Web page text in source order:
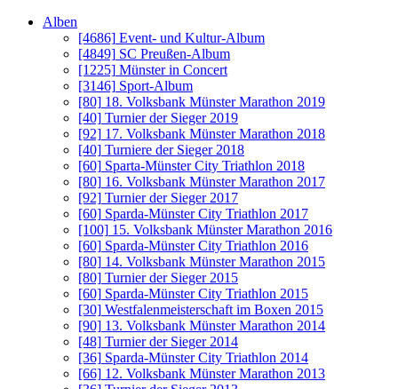
Alben
[4686] Event- und Kultur-Album
[4849] SC Preußen-Album
[1225] Münster in Concert
[3146] Sport-Album
[80] 18. Volksbank Münster Marathon 2019
[40] Turnier der Sieger 2019
[92] 17. Volksbank Münster Marathon 2018
[40] Turniere der Sieger 2018
[60] Sparta-Münster City Triathlon 2018
[80] 16. Volksbank Münster Marathon 2017
[92] Turnier der Sieger 2017
[60] Sparda-Münster City Triathlon 2017
[100] 15. Volksbank Münster Marathon 2016
[60] Sparda-Münster City Triathlon 2016
[80] 14. Volksbank Münster Marathon 2015
[80] Turnier der Sieger 2015
[60] Sparda-Münster City Triathlon 2015
[30] Westfalenmeisterschaft im Boxen 2015
[90] 13. Volksbank Münster Marathon 2014
[48] Turnier der Sieger 2014
[36] Sparda-Münster City Triathlon 2014
[66] 12. Volksbank Münster Marathon 2013